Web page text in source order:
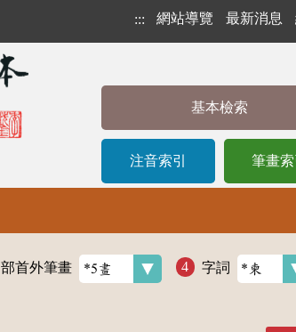
::: 網站導覽 最新消息
基本檢索
注音索引 筆畫索
部首外筆畫 字詞